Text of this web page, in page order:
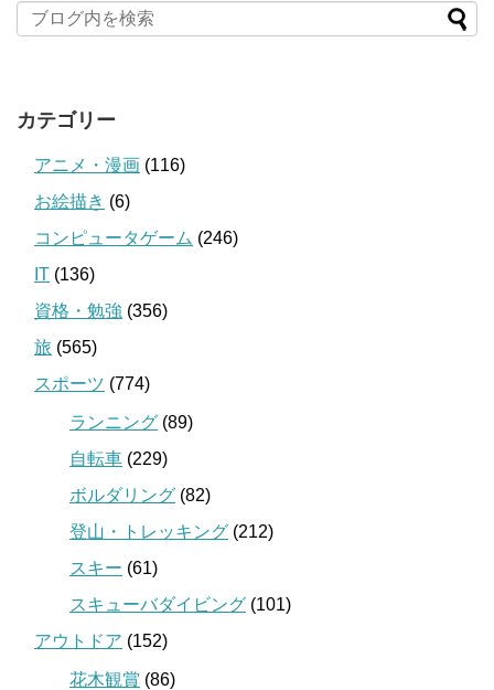
カテゴリー
アニメ・漫画 (116)
お絵描き (6)
コンピュータゲーム (246)
IT (136)
資格・勉強 (356)
旅 (565)
スポーツ (774)
ランニング (89)
自転車 (229)
ボルダリング (82)
登山・トレッキング (212)
スキー (61)
スキューバダイビング (101)
アウトドア (152)
花木観賞 (86)